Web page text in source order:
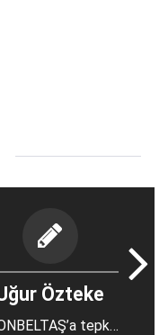
Özteke
tepki